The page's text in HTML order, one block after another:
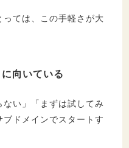
ては、この手軽さが大
向いている
ない」「まずは試してみ
ドメインでスタートす